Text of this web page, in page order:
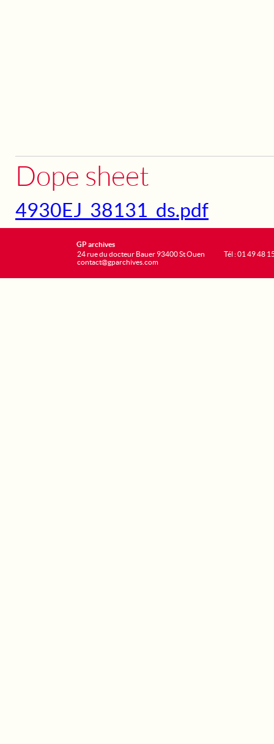
Dope sheet
4930EJ_38131_ds.pdf
GP archives
24 rue du docteur Bauer 93400 St Ouen
contact@gparchives.com
Tél : 01 49 48